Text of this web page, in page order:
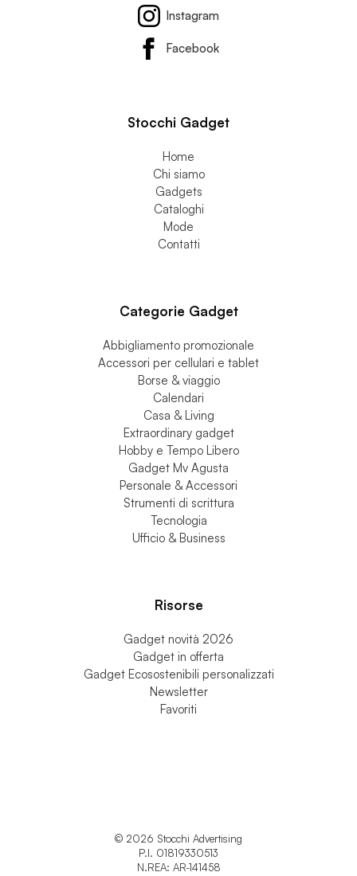
Instagram
Facebook
Stocchi Gadget
Home
Chi siamo
Gadgets
Cataloghi
Mode
Contatti
Categorie Gadget
Abbigliamento promozionale
Accessori per cellulari e tablet
Borse & viaggio
Calendari
Casa & Living
Extraordinary gadget
Hobby e Tempo Libero
Gadget Mv Agusta
Personale & Accessori
Strumenti di scrittura
Tecnologia
Ufficio & Business
Risorse
Gadget novità 2026
Gadget in offerta
Gadget Ecosostenibili personalizzati
Newsletter
Favoriti
© 2026 Stocchi Advertising
P.I. 01819330513
N.REA: AR-141458